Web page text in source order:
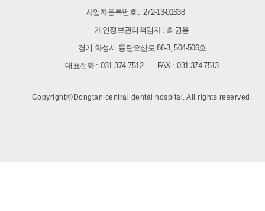
사업자등록번호
272-13-01638
개인정보관리책임자
최권용
경기 화성시 동탄오산로 86-3, 504-506호
대표전화
031-374-7512 FAX 031-374-7513
CopyrightⓒDongtan central dental hospital. All rights reserved.